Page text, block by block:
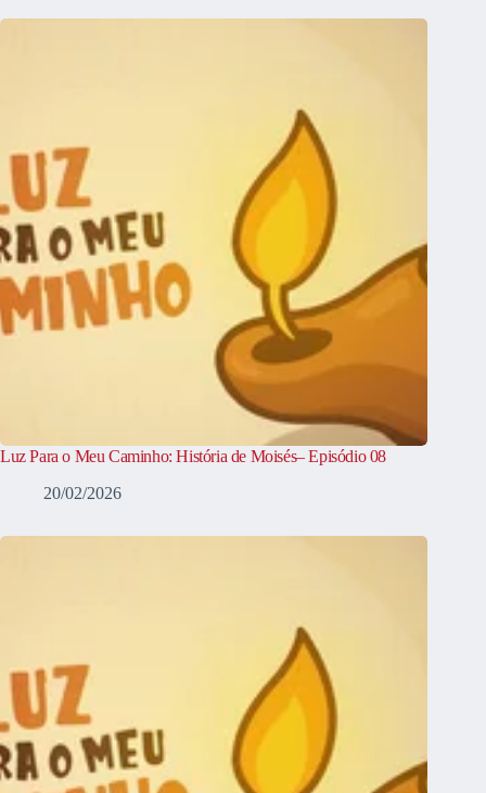
Luz Para o Meu Caminho: História de Moisés– Episódio 08
20/02/2026